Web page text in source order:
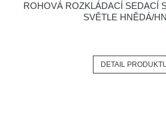
ROHOVÁ ROZKLÁDACÍ SEDACÍ
SVĚTLE HNĚDÁ/
DETAIL